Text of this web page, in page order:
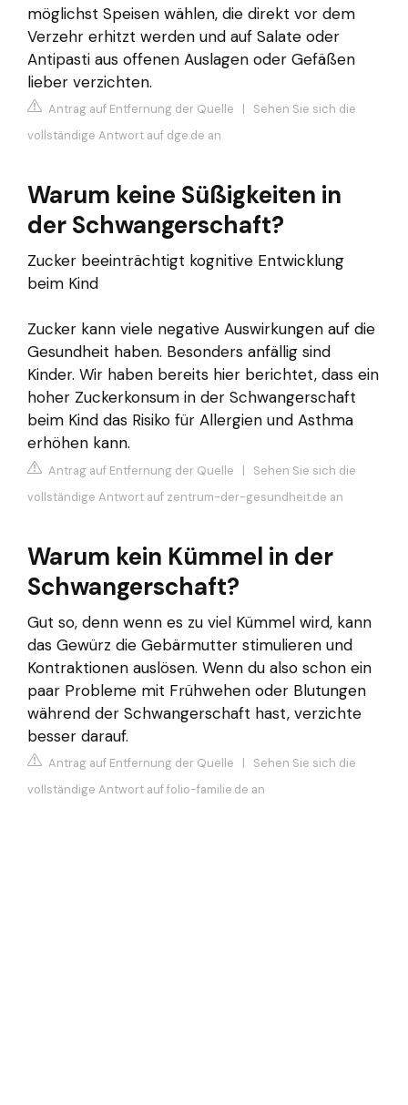
möglichst Speisen wählen, die direkt vor dem
Verzehr erhitzt werden und auf Salate oder
Antipasti aus offenen Auslagen oder Gefäßen
lieber verzichten.
Antrag auf Entfernung der Quelle | Sehen Sie sich die
vollständige Antwort auf dge.de an
Warum keine Süßigkeiten in
der Schwangerschaft?
Zucker beeinträchtigt kognitive Entwicklung
beim Kind
Zucker kann viele negative Auswirkungen auf die
Gesundheit haben. Besonders anfällig sind
Kinder. Wir haben bereits hier berichtet, dass ein
hoher Zuckerkonsum in der Schwangerschaft
beim Kind das Risiko für Allergien und Asthma
erhöhen kann.
Antrag auf Entfernung der Quelle | Sehen Sie sich die
vollständige Antwort auf zentrum-der-gesundheit.de an
Warum kein Kümmel in der
Schwangerschaft?
Gut so, denn wenn es zu viel Kümmel wird, kann
das Gewürz die Gebärmutter stimulieren und
Kontraktionen auslösen. Wenn du also schon ein
paar Probleme mit Frühwehen oder Blutungen
während der Schwangerschaft hast, verzichte
besser darauf.
Antrag auf Entfernung der Quelle | Sehen Sie sich die
vollständige Antwort auf folio-familie.de an